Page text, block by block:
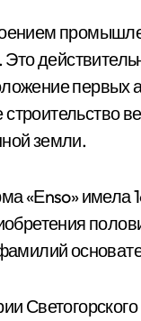
Это
первых
стро­ительство
земли.
«Еnso» имела